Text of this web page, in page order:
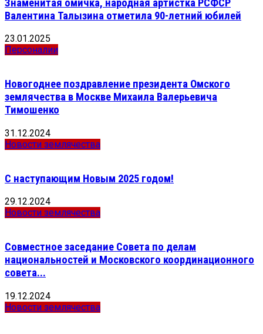
Знаменитая омичка, народная артистка РСФСР
Валентина Талызина отметила 90-летний юбилей
23.01.2025
Персоналии
Новогоднее поздравление президента Омского
землячества в Москве Михаила Валерьевича
Тимошенко
31.12.2024
Новости землячества
С наступающим Новым 2025 годом!
29.12.2024
Новости землячества
Совместное заседание Совета по делам
национальностей и Московского координационного
совета...
19.12.2024
Новости землячества